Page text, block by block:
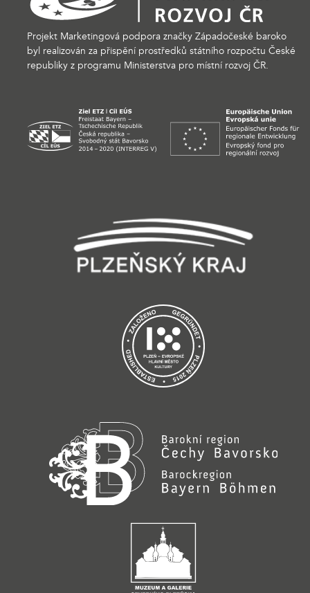
Projekt Marketingová podpora značky Západočeské baroko
byl realizován za přispění prostředků státního rozpočtu České
republiky z programu Ministerstva pro místní rozvoj ČR.